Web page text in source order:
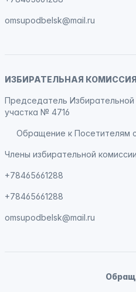
omsupodbelsk@mail.ru
ИЗБИРАТЕЛЬНАЯ КОМИССИЯ
Председатель Избирательной
участка № 4716
Обращение к Посетителям
Члены избирательной комиссии
+78465661288
+78465661288
omsupodbelsk@mail.ru